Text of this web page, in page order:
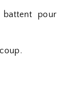
battent pour